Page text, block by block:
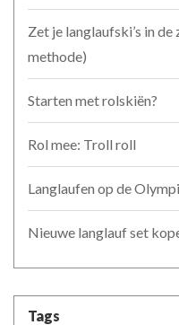
Zet je langlaufski’s in
methode)
Starten met rolskiën?
Rol mee: Troll roll
Langlaufen op de
Nieuwe langlauf set
Tags